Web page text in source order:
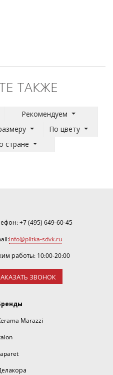
ТАКЖЕ
Рекомендуем
По цвету
стране
+7 (495) 649-60-45
info@plitka-sdvk.ru
работы: 10:00-20:00
ЗВОНОК
Marazzi